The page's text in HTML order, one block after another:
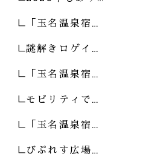
「玉名温泉宿…
謎解きロゲイ…
「玉名温泉宿…
モビリティで…
「玉名温泉宿…
びぷれす広場…